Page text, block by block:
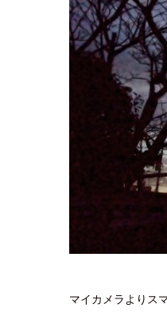
マイカメラよりス